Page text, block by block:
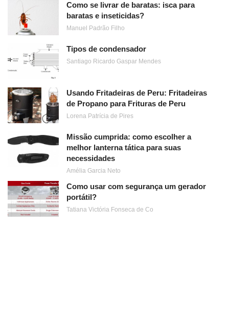
Como se livrar de baratas: isca para
baratas e inseticidas?
Manuel Padrão Filho
Tipos de condensador
Santiago Ricardo Gaspar Mendes
Usando Fritadeiras de Peru: Fritadeiras
de Propano para Frituras de Peru
Lorena Patrícia de Pires
Missão cumprida: como escolher a
melhor lanterna tática para suas
necessidades
Amélia Garcia Neto
Como usar com segurança um gerador
portátil?
Tatiana Victória Fonseca de Co